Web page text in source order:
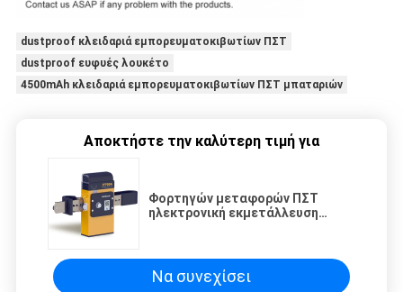
dustproof κλειδαριά εμπορευματοκιβωτίων ΠΣΤ
dustproof ευφυές λουκέτο
4500mAh κλειδαριά εμπορευματοκιβωτίων ΠΣΤ μπαταριών
Αποκτήστε την καλύτερη τιμή για
Φορτηγών μεταφορών ΠΣΤ
ηλεκτρονική εκμετάλλευση
Να συνεχίσει